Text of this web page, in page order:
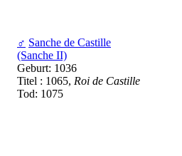
♂ Sanche de Castille
(Sanche II)
Geburt: 1036
Titel : 1065, Roi de Castille
Tod: 1075